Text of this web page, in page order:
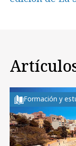
Formación y